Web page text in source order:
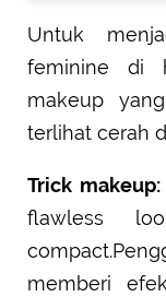
Untuk
feminine di
makeup
terlihat cerah
Trick
flawless
memberi